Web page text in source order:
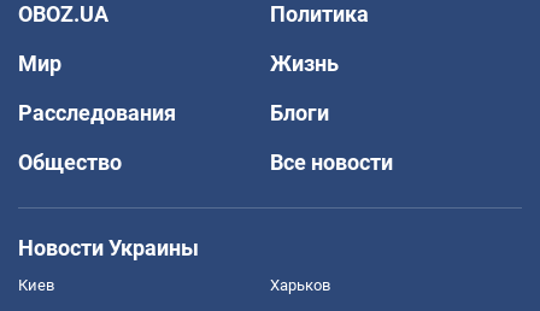
OBOZ.UA
Политика
Мир
Жизнь
Расследования
Блоги
Общество
Все новости
Новости Украины
Киев Харьков